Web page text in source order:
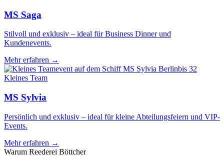
MS Saga
Stilvoll und exklusiv – ideal für Business Dinner und
Kundenevents.
Mehr erfahren →
bis 32
Kleines Team
MS Sylvia
Persönlich und exklusiv – ideal für kleine Abteilungsfeiern und VIP-
Events.
Mehr erfahren →
Warum Reederei Böttcher